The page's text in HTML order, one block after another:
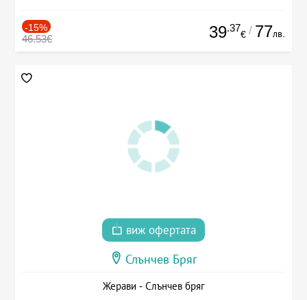
-15%
46.53€ 39.37
€ / 77лв.
виж офертата
Слънчев Бряг
Жерави - Слънчев бряг